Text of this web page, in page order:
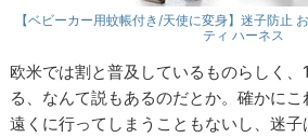
【ベビーカー用蚊帳付き/天使に変身】迷子防止
ティ ハーネス
欧米では割と普及しているものらしく
る、なんて説もあるのだとか。確かに
遠くに行ってしまうこともないし、迷子